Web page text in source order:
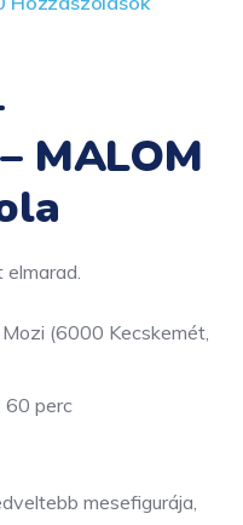
MALOM
(6000 Kecskemét,
60 perc
mesefigurája,